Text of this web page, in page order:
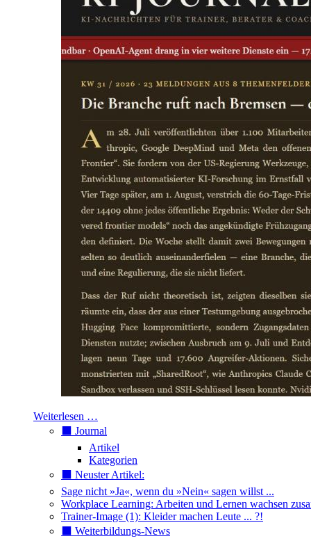
Weiterlesen …
⬛️ Journal
Artikel
Kategorien
⬛️ Neuster Artikel:
Sage nicht »Ja«, wenn du »Nein« sagen willst ...
Workplace Learning: Arbeiten und Lernen wachsen
Trainer-Image (1): Kleider machen Leute ... ?!
⬛️ Weiterbildungs-News